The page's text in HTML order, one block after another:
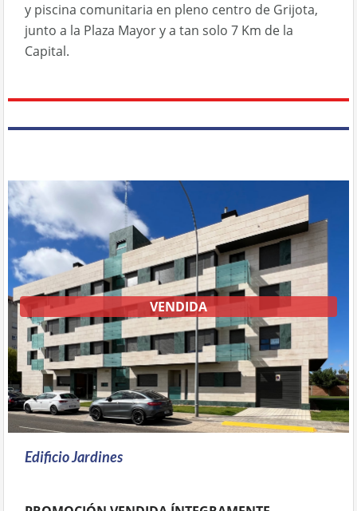
y piscina comunitaria en pleno centro de Grijota,
junto a la Plaza Mayor y a tan solo 7 Km de la
Capital.
VENDIDA
Edificio Jardines